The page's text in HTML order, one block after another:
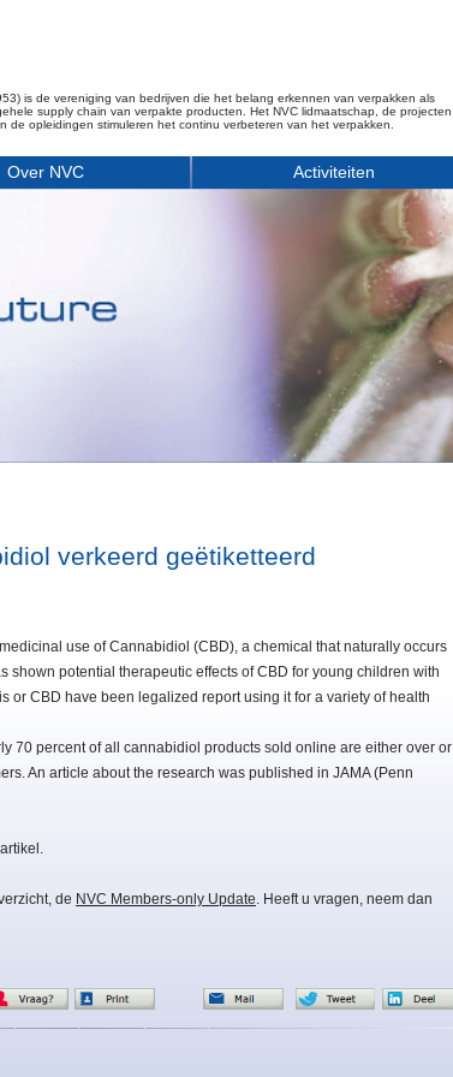
is de vereniging van bedrijven die het belang erkennen van verpakken als
supply chain van verpakte producten. Het NVC lidmaatschap, de projecten,
de opleidingen stimuleren het continu verbeteren van het verpakken.
Over NVC Activiteiten
verkeerd geëtiketteerd
use of Cannabidiol (CBD), a chemical that naturally occurs
shown potential therapeutic effects of CBD for young children with
or CBD have been legalized report using it for a variety of health
70 percent of all cannabidiol products sold online are either over or
An article about the research was published in JAMA (Penn
de NVC Members-only Update. Heeft u vragen, neem dan